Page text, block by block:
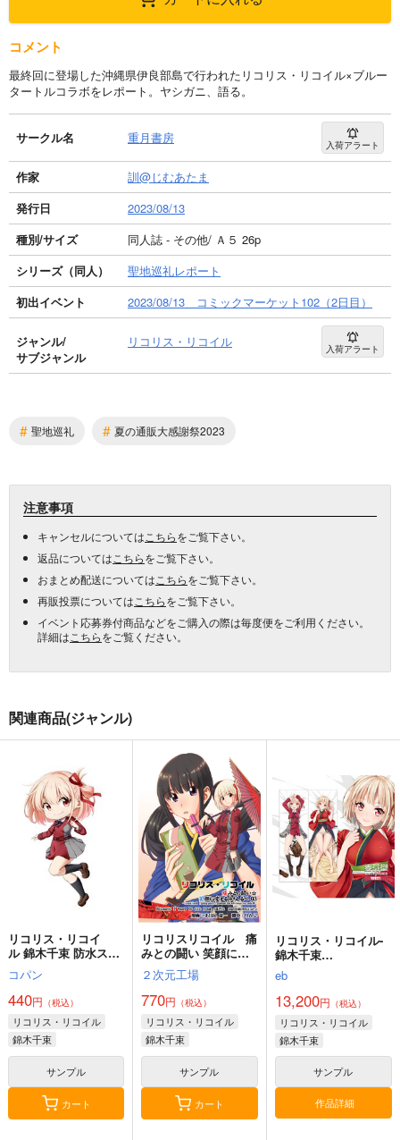
コメント
最終回に登場した沖縄県伊良部島で行われたリコリス・リコイル×ブルー
タートルコラボをレポート。ヤシガニ、語る。
サークル名 重月書房 入荷アラート
作家
訓@じむあたま
発行日
2023/08/13
種別/サイズ
同人誌 - その他/ Ａ５ 26p
シリーズ（同人）
聖地巡礼レポート
初出イベント
2023/08/13 コミックマーケット102（2日目）
ジャンル/
サブジャンル
リコリス・リコイル 入荷アラート
# 聖地巡礼 # 夏の通販大感謝祭2023
注意事項
キャンセルについては こちらをご覧下さい。
返品については こちらをご覧下さい。
おまとめ配送については こちらをご覧下さい。
再販投票については こちらをご覧下さい。
イベント応募券付商品などをご購入の際は毎度便をご利用ください。
詳細は こちらをご覧ください。
関連商品(ジャンル)
リコリス・リコイ
ル 錦木千束 防水ステ
ッカー
コパン
440円 （税込）
リコリス・リコイル
錦木千束
サンプル
カート
リコリスリコイル 痛
みとの闘い 笑顔に変
えるみちしるべ３
Because I want to se
e your smile（君の笑
顔が見たいから）
２次元工場
770円 （税込）
リコリス・リコイル
錦木千束
井ノ上たきな
中原ミズキサンプル
カート
リコリス・リコイル-
錦木千束
160CMX50CM抱き枕
カバー【YC1121】
eb
13,200円 （税込）
リコリス・リコイル
錦木千束
サンプル
作品詳細